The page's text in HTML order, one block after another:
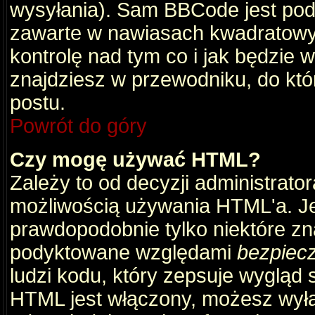
wysyłania). Sam BBCode jest
zawarte w nawiasach
kontrolę nad tym co i jak będzie
znajdziesz w przewodniku, do
postu.
Powrót do góry
Czy mogę używać HTML?
Zależy to od decyzji
możliwością używania HTML'a.
prawdopodobnie tylko niektóre
podyktowane względami
ludzi kodu, który zepsuje wygląd
HTML jest włączony, możesz